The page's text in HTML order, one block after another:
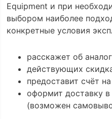
Equipment и при
выбором наиболее
конкретные условия
расскажет об
действующих
предоставит счёт
оформит доставку
(возможен